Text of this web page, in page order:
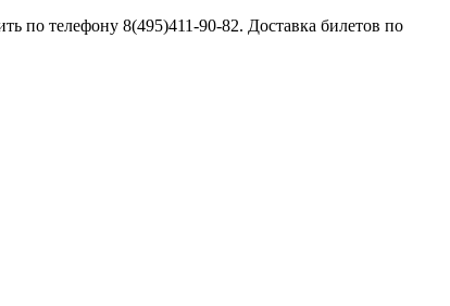
по телефону 8(495)411-90-82. Доставка билетов по